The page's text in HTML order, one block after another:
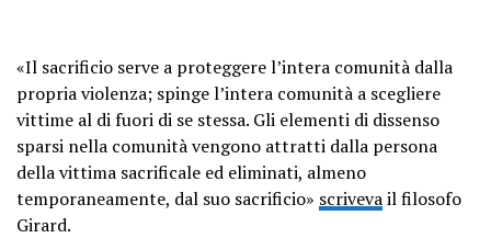
«Il sacrificio serve a proteggere l’intera comunità dalla
propria violenza; spinge l’intera comunità a scegliere
vittime al di fuori di se stessa. Gli elementi di dissenso
sparsi nella comunità vengono attratti dalla persona
della vittima sacrificale ed eliminati, almeno
temporaneamente, dal suo sacrificio» scrivevail filosofo
Girard.